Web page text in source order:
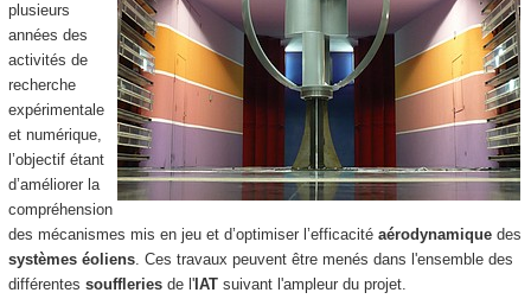
plusieurs
années des
activités de
recherche
expérimentale
et numérique,
l’objectif étant
d’améliorer la
compréhension
des mécanismes mis en jeu et d’optimiser l’efficacité aérodynamiquedes
systèmes éoliens. Ces travaux peuvent être menés dans l'ensemble des
différentes souffleriesde l'IATsuivant l'ampleur du projet.